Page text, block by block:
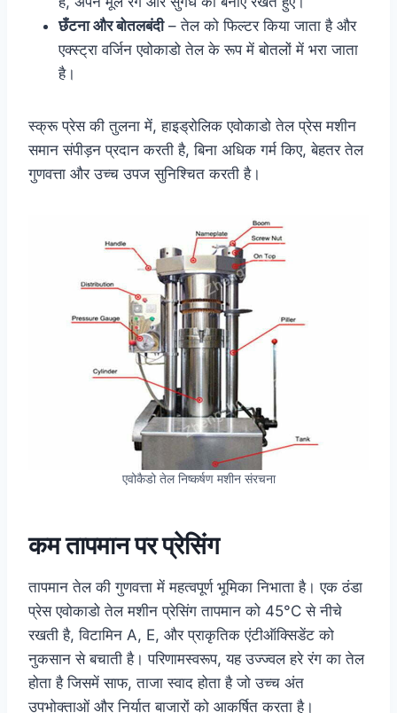
छँटना और बोतलबंदी– तेल को फिल्टर किया जाता है और
एक्स्ट्रा वर्जिन एवोकाडो तेल के रूप में बोतलों में भरा जाता
है।
स्क्रू प्रेस की तुलना में, हाइड्रोलिक एवोकाडो तेल प्रेस मशीन
समान संपीड़न प्रदान करती है, बिना अधिक गर्म किए, बेहतर तेल
गुणवत्ता और उच्च उपज सुनिश्चित करती है।
एवोकैडो तेल निष्कर्षण मशीन संरचना
कम तापमान पर प्रेसिंग
तापमान तेल की गुणवत्ता में महत्वपूर्ण भूमिका निभाता है। एक ठंडा
प्रेस एवोकाडो तेल मशीन प्रेसिंग तापमान को 45°C से नीचे
रखती है, विटामिन A, E, और प्राकृतिक एंटीऑक्सिडेंट को
नुकसान से बचाती है। परिणामस्वरूप, यह उज्ज्वल हरे रंग का तेल
होता है जिसमें साफ, ताजा स्वाद होता है जो उच्च अंत
उपभोक्ताओं और निर्यात बाजारों को आकर्षित करता है।